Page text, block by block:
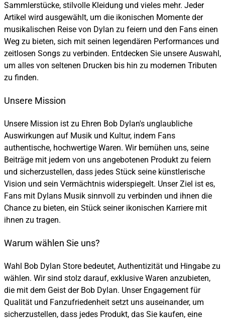
Sammlerstücke, stilvolle Kleidung und vieles mehr. Jeder
Artikel wird ausgewählt, um die ikonischen Momente der
musikalischen Reise von Dylan zu feiern und den Fans einen
Weg zu bieten, sich mit seinen legendären Performances und
zeitlosen Songs zu verbinden. Entdecken Sie unsere Auswahl,
um alles von seltenen Drucken bis hin zu modernen Tributen
zu finden.
Unsere Mission
Unsere Mission ist zu Ehren Bob Dylan's unglaubliche
Auswirkungen auf Musik und Kultur, indem Fans
authentische, hochwertige Waren. Wir bemühen uns, seine
Beiträge mit jedem von uns angebotenen Produkt zu feiern
und sicherzustellen, dass jedes Stück seine künstlerische
Vision und sein Vermächtnis widerspiegelt. Unser Ziel ist es,
Fans mit Dylans Musik sinnvoll zu verbinden und ihnen die
Chance zu bieten, ein Stück seiner ikonischen Karriere mit
ihnen zu tragen.
Warum wählen Sie uns?
Wahl Bob Dylan Store bedeutet, Authentizität und Hingabe zu
wählen. Wir sind stolz darauf, exklusive Waren anzubieten,
die mit dem Geist der Bob Dylan. Unser Engagement für
Qualität und Fanzufriedenheit setzt uns auseinander, um
sicherzustellen, dass jedes Produkt, das Sie kaufen, eine